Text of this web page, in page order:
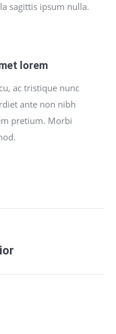
sagittis ipsum nulla.
lorem
ac tristique nunc
ante non nibh
pretium. Morbi